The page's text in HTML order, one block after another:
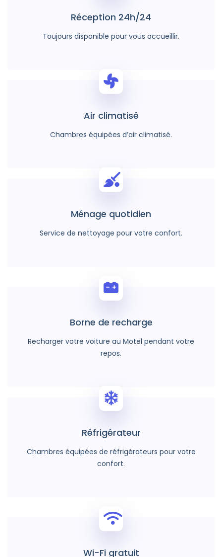
Réception 24h/24
Toujours disponible pour vous accueillir.
Air climatisé
Chambres équipées d’air climatisé.
Ménage quotidien
Service de nettoyage pour votre confort.
Borne de recharge
Recharger votre voiture au Motel pendant votre
repos.
Réfrigérateur
Chambres équipées de réfrigérateurs pour votre
confort.
Wi-Fi gratuit